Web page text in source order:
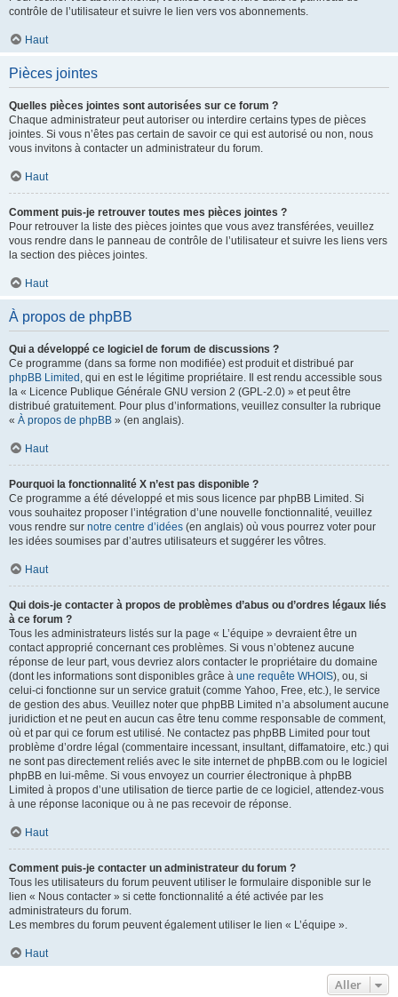
contrôle de l’utilisateur et suivre le lien vers vos abonnements.
Haut
Pièces jointes
Quelles pièces jointes sont autorisées sur ce forum ?
Chaque administrateur peut autoriser ou interdire certains types de pièces
jointes. Si vous n’êtes pas certain de savoir ce qui est autorisé ou non, nous
vous invitons à contacter un administrateur du forum.
Haut
Comment puis-je retrouver toutes mes pièces jointes ?
Pour retrouver la liste des pièces jointes que vous avez transférées, veuillez
vous rendre dans le panneau de contrôle de l’utilisateur et suivre les liens vers
la section des pièces jointes.
Haut
À propos de phpBB
Qui a développé ce logiciel de forum de discussions ?
Ce programme (dans sa forme non modifiée) est produit et distribué par
phpBB Limited , qui en est le légitime propriétaire. Il est rendu accessible sous
la « Licence Publique Générale GNU version 2 (GPL-2.0) » et peut être
distribué gratuitement. Pour plus d’informations, veuillez consulter la rubrique
« À propos de phpBB » (en anglais).
Haut
Pourquoi la fonctionnalité X n’est pas disponible ?
Ce programme a été développé et mis sous licence par phpBB Limited. Si
vous souhaitez proposer l’intégration d’une nouvelle fonctionnalité, veuillez
vous rendre sur notre centre d’idées (en anglais) où vous pourrez voter pour
les idées soumises par d’autres utilisateurs et suggérer les vôtres.
Haut
Qui dois-je contacter à propos de problèmes d’abus ou d’ordres légaux liés
à ce forum ?
Tous les administrateurs listés sur la page « L’équipe » devraient être un
contact approprié concernant ces problèmes. Si vous n’obtenez aucune
réponse de leur part, vous devriez alors contacter le propriétaire du domaine
(dont les informations sont disponibles grâce à une requête WHOIS), ou, si
celui-ci fonctionne sur un service gratuit (comme Yahoo, Free, etc.), le service
de gestion des abus. Veuillez noter que phpBB Limited n’a absolument aucune
juridiction et ne peut en aucun cas être tenu comme responsable de comment,
où et par qui ce forum est utilisé. Ne contactez pas phpBB Limited pour tout
problème d’ordre légal (commentaire incessant, insultant, diffamatoire, etc.) qui
ne sont pas directement reliés avec le site internet de phpBB.com ou le logiciel
phpBB en lui-même. Si vous envoyez un courrier électronique à phpBB
Limited à propos d’une utilisation de tierce partie de ce logiciel, attendez-vous
à une réponse laconique ou à ne pas recevoir de réponse.
Haut
Comment puis-je contacter un administrateur du forum ?
Tous les utilisateurs du forum peuvent utiliser le formulaire disponible sur le
lien « Nous contacter » si cette fonctionnalité a été activée par les
administrateurs du forum.
Les membres du forum peuvent également utiliser le lien « L’équipe ».
Haut
Aller